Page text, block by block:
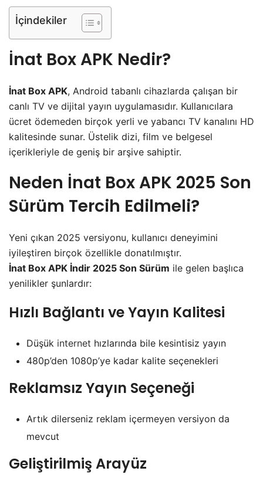
İçindekiler
İnat Box APK Nedir?
İnat Box APK, Android tabanlı cihazlarda çalışan bir
canlı TV ve dijital yayın uygulamasıdır. Kullanıcılara
ücret ödemeden birçok yerli ve yabancı TV kanalını HD
kalitesinde sunar. Üstelik dizi, film ve belgesel
içerikleriyle de geniş bir arşive sahiptir.
Neden İnat Box APK 2025 Son
Sürüm Tercih Edilmeli?
Yeni çıkan 2025 versiyonu, kullanıcı deneyimini
iyileştiren birçok özellikle donatılmıştır.
İnat Box APK İndir 2025 Son Sürüm ile gelen başlıca
yenilikler şunlardır:
Hızlı Bağlantı ve Yayın Kalitesi
Düşük internet hızlarında bile kesintisiz yayın
480p’den 1080p’ye kadar kalite seçenekleri
Reklamsız Yayın Seçeneği
Artık dilerseniz reklam içermeyen versiyon da
mevcut
Geliştirilmiş Arayüz